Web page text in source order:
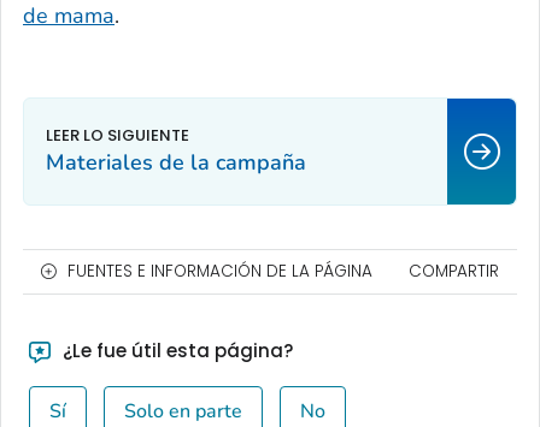
de mama.
Materiales de la campaña
FUENTES E INFORMACIÓN DE LA PÁGINA COMPARTIR
¿Le fue útil esta página?
Sí Solo en parte No